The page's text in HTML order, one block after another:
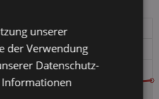
unserer
der Verwendung
Datenschutz-